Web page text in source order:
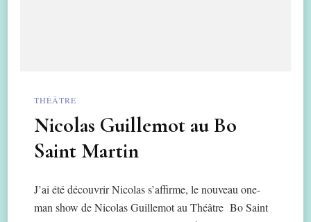
THÉÂTRE
Nicolas Guillemot au Bo
Saint Martin
J’ai été découvrir Nicolas s’affirme, le nouveau one-
man show de Nicolas Guillemot au Théâtre Bo Saint